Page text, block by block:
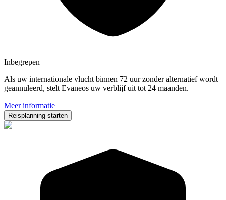
Inbegrepen
Als uw internationale vlucht binnen 72 uur zonder alternatief wordt
geannuleerd, stelt Evaneos uw verblijf uit tot 24 maanden.
Meer informatie
Reisplanning starten